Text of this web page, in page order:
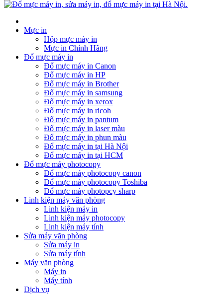
Mực in
Hộp mực máy in
Mực in Chính Hãng
Đổ mực máy in
Đổ mực máy in Canon
Đổ mực máy in HP
Đổ mực máy in Brother
Đổ mực máy in samsung
Đổ mực máy in xerox
Đổ mực máy in ricoh
Đổ mực máy in pantum
Đổ mực máy in laser màu
Đổ mực máy in phun màu
Đổ mực máy in tại Hà Nội
Đổ mực máy in tại HCM
Đổ mực máy photocopy
Đổ mực máy photocopy canon
Đổ mực máy photocopy Toshiba
Đổ mực máy photopcy sharp
Linh kiện máy văn phòng
Linh kiện máy in
Linh kiện máy photocopy
Linh kiện máy tính
Sửa máy văn phòng
Sửa máy in
Sửa máy tính
Máy văn phòng
Máy in
Máy tính
Dịch vụ